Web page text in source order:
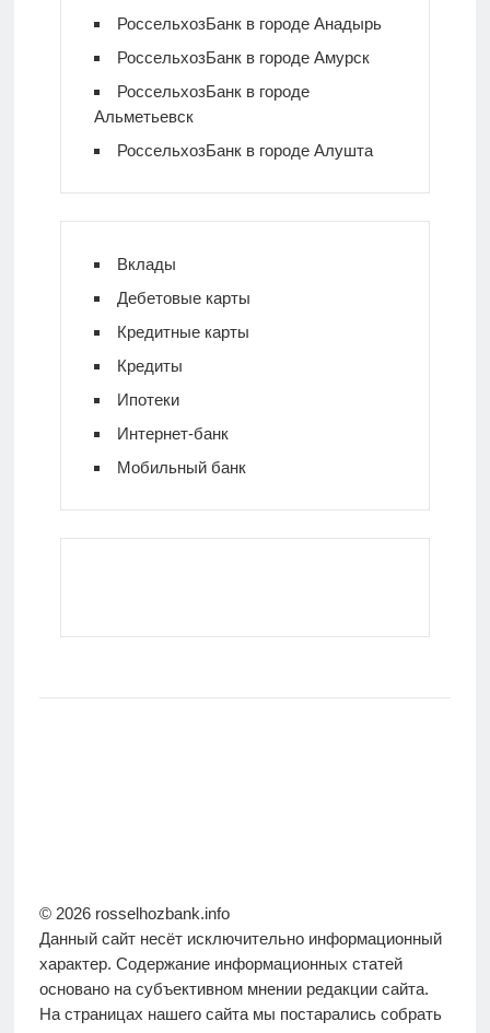
РоссельхозБанк в городе Анадырь
РоссельхозБанк в городе Амурск
РоссельхозБанк в городе
Альметьевск
РоссельхозБанк в городе Алушта
Вклады
Дебетовые карты
Кредитные карты
Кредиты
Ипотеки
Интернет-банк
Мобильный банк
© 2026 rosselhozbank.info
Данный сайт несёт исключительно информационный
характер. Содержание информационных статей
основано на субъективном мнении редакции сайта.
На страницах нашего сайта мы постарались собрать